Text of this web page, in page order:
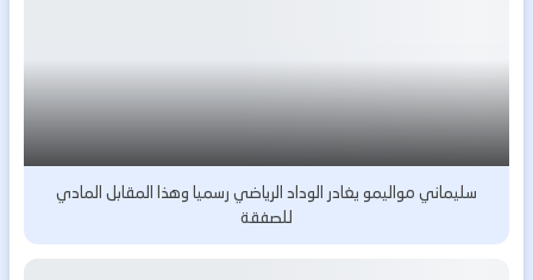
سليماني مواليمو يغادر الوداد الرياضي رسميا وهذا المقابل المادي
للصفقة